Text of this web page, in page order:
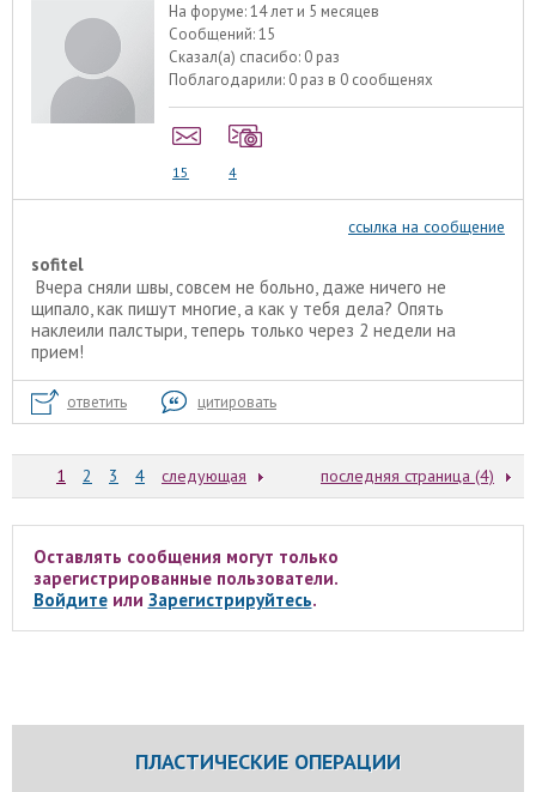
На форуме:14 лет и 5 месяцев
Сообщений:15
Сказал(а) спасибо: 0 раз
Поблагодарили: 0 раз в 0 сообщенях
15 4
ссылка на сообщение
sofitel
Вчера сняли швы, совсем не больно, даже ничего не
щипало, как пишут многие, а как у тебя дела? Опять
наклеили палстыри, теперь только через 2 недели на
прием!
ответить цитировать
1 2 3 4 следующая последняя страница (4)
Оставлять сообщения могут только
зарегистрированные пользователи.
Войдитеили Зарегистрируйтесь.
ПЛАСТИЧЕСКИЕ ОПЕРАЦИИ